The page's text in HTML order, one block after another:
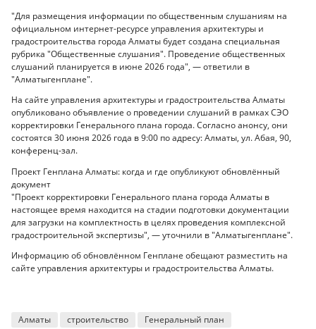
"Для размещения информации по общественным слушаниям на
официальном интернет-ресурсе управления архитектуры и
градостроительства города Алматы будет создана специальная
рубрика "Общественные слушания". Проведение общественных
слушаний планируется в июне 2026 года", — ответили в
"Алматыгенплане".
На сайте управления архитектуры и градостроительства Алматы
опубликовано объявление о проведении слушаний в рамках СЭО
корректировки Генерального плана города. Согласно анонсу, они
состоятся 30 июня 2026 года в 9:00 по адресу: Алматы, ул. Абая, 90,
конференц-зал.
Проект Генплана Алматы: когда и где опубликуют обновлённый
документ
"Проект корректировки Генерального плана города Алматы в
настоящее время находится на стадии подготовки документации
для загрузки на комплектность в целях проведения комплексной
градостроительной экспертизы", — уточнили в "Алматыгенплане".
Информацию об обновлённом Генплане обещают разместить на
сайте управления архитектуры и градостроительства Алматы.
Алматы строительство Генеральный план